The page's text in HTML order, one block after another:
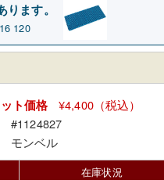
ます。
120
ト価格 ¥4,400（税込）
#1124827
モンベル
在庫状況